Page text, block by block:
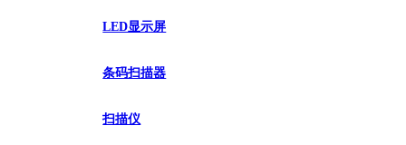
LED显示屏
条码扫描器
扫描仪